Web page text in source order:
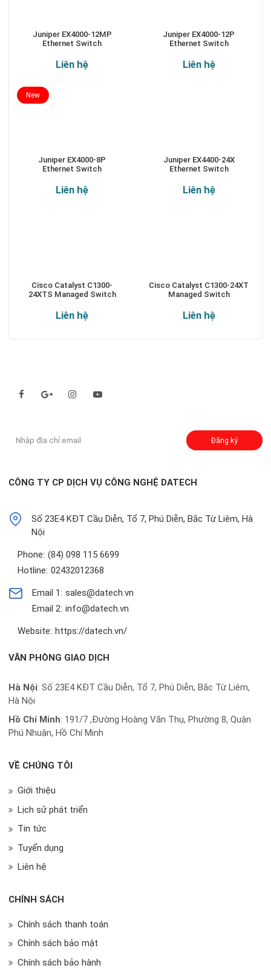
Juniper EX4000-12MP
Ethernet Switch
Liên hệ
Juniper EX4000-12P
Ethernet Switch
Liên hệ
Juniper EX4000-8P
Ethernet Switch
Liên hệ
New
Juniper EX4400-24X
Ethernet Switch
Liên hệ
Cisco Catalyst C1300-
24XTS Managed Switch
Liên hệ
Cisco Catalyst C1300-24XT
Managed Switch
Liên hệ
Đăng ký
CÔNG TY CP DỊCH VỤ CÔNG NGHỆ DATECH
Số 23E4 KĐT Cầu Diễn, Tổ 7, Phú Diễn, Bắc Từ Liêm, Hà
Nội
Phone: (84) 098 115 6699
Hotline: 02432012368
Email 1: sales@datech.vn
Email 2: info@datech.vn
Website: https://datech.vn/
VĂN PHÒNG GIAO DỊCH
Hà Nội: Số 23E4 KĐT Cầu Diễn, Tổ 7, Phú Diễn, Bắc Từ Liêm,
Hà Nội
Hồ Chí Minh: 191/7 ,Đường Hoàng Văn Thụ, Phường 8, Quận
Phú Nhuận, Hồ Chí Minh
VỀ CHÚNG TÔI
Giới thiệu
Lịch sử phát triển
Tin tức
Tuyển dụng
Liên hệ
CHÍNH SÁCH
Chính sách thanh toán
Chính sách bảo mật
Chính sách bảo hành